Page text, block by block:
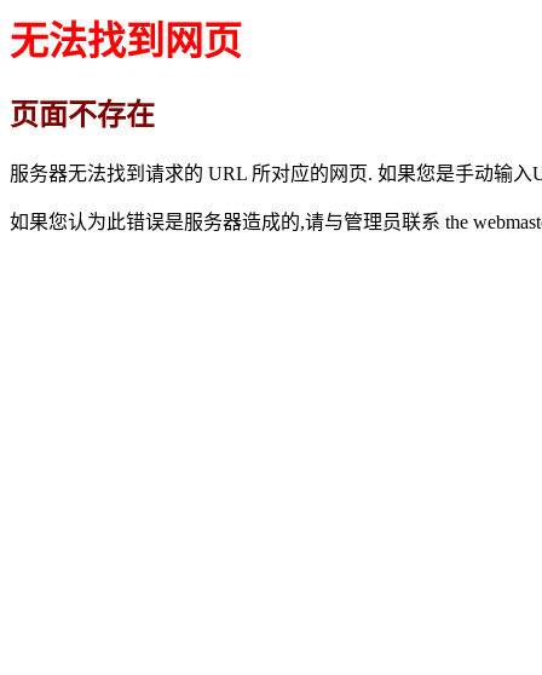
无法找到网页
页面不存在
服务器无法找到请求的 URL 所对应的网页. 如果您是手动输
如果您认为此错误是服务器造成的,请与管理员联系 the